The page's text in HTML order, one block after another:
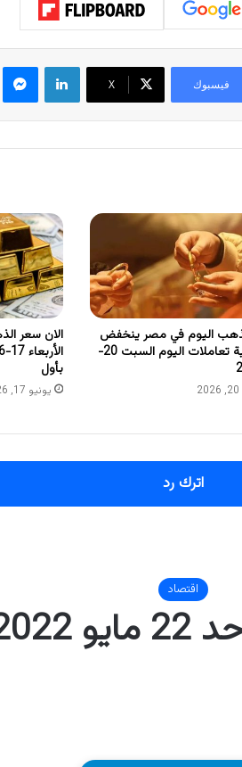
فيسبوك ‫X
لينكدإن
اليوم في مصر ينخفض
في بداية تعاملات اليوم السبت 20-
الان سعر
بأول
يونيو 17, 2026
اترك رد